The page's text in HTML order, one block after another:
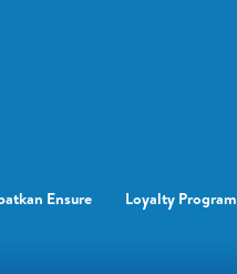
Ensure Loyalty Program​